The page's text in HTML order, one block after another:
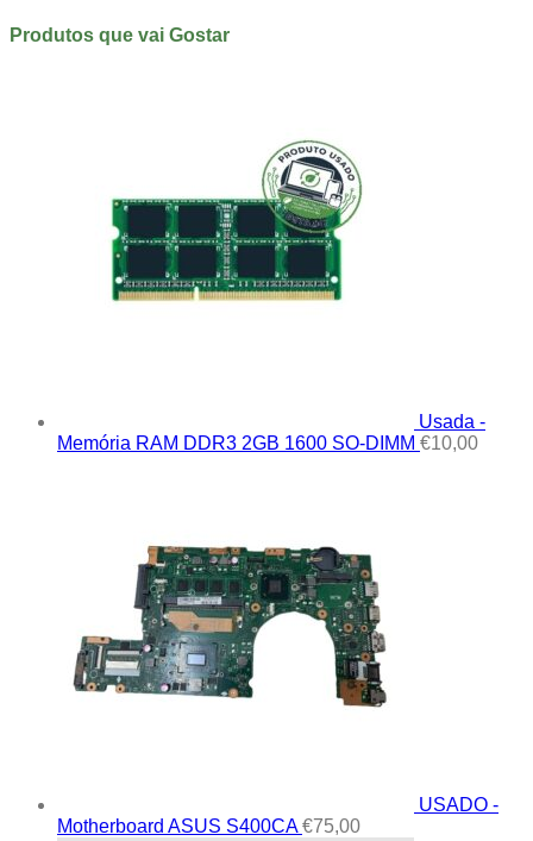
Produtos que vai Gostar
Usada -
Memória RAM DDR3 2GB 1600 SO-DIMM €10,00
USADO -
Motherboard ASUS S400CA €75,00